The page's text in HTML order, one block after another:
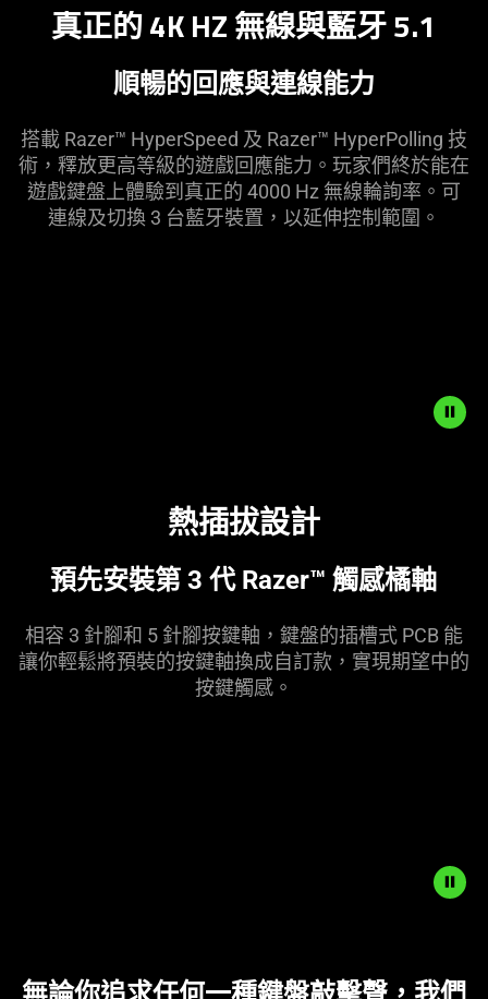
真正的 4K HZ 無線與藍牙 5.1
順暢的回應與連線能力
搭載 Razer™ HyperSpeed 及 Razer™ HyperPolling 技
術，釋放更高等級的遊戲回應能力。玩家們終於能在
遊戲鍵盤上體驗到真正的 4000 Hz 無線輪詢率。可
連線及切換 3 台藍牙裝置，以延伸控制 範圍 。
熱插拔設計
預先安裝第 3 代 Razer™ 觸感橘軸
相容 3 針腳和 5 針腳按鍵軸，鍵盤的插槽式 PCB 能
讓你輕鬆將預裝的按鍵軸換成自訂款，實現期望中的
按鍵觸感。